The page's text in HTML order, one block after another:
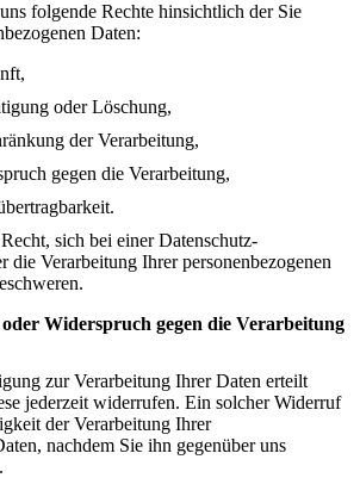
folgende Rechte hinsichtlich der Sie
Daten:
oder Löschung,
der Verarbeitung,
gegen die Verarbeitung,
sich bei einer Datenschutz-
die Verarbeitung Ihrer personenbezogenen
Widerspruch gegen die Verarbeitung
zur Verarbeitung Ihrer Daten erteilt
jederzeit widerrufen. Ein solcher Widerruf
der Verarbeitung Ihrer
nachdem Sie ihn gegenüber uns